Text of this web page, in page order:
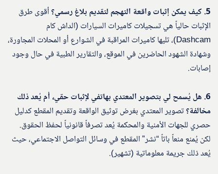
5. كيف يمكن إثبات واقعة التهجم لتقديم بلاغ رسمي؟
أقوى طرق
الإثبات حالياً هي تسجيلات كاميرات السيارات (الداش كام
Dashcam)، تليها كاميرات المراقبة في الشوارع أو المحلات المجاورة،
وشهادة الشهود الحاضرين في الموقع، والتقارير الطبية في حال وجود
إصابات.
6. هل يُسمح لي بتصوير المعتدي بهاتفي لإثبات حقي، أم يُعد ذلك
مخالفة؟تصوير المعتدي بغرض توثيق الواقعة وتقديم المقطع كدليل
حصري للجهات الأمنية والمحكمة يُعد تصرفاً قانونياً لحفظ الحقوق.
لكن يُمنع منعاً باتاً “نشر” المقطع في وسائل التواصل الاجتماعي، حيث
يُعد ذلك جريمة معلوماتية (تشهير).